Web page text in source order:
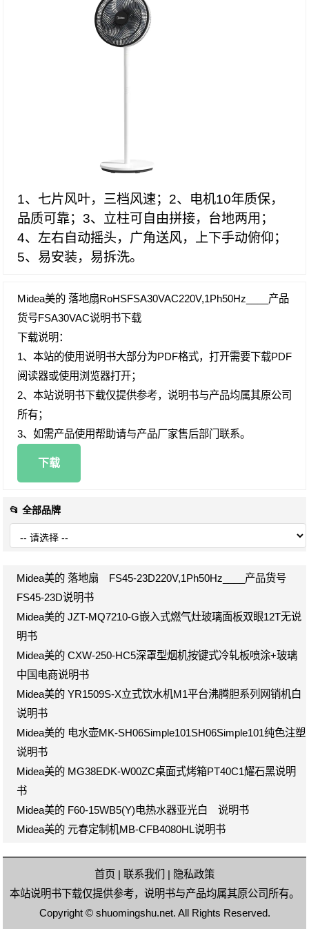
1、七片风叶，三档风速；2、电机10年质保，
品质可靠；3、立柱可自由拼接，台地两用；
4、左右自动摇头，广角送风，上下手动俯仰；
5、易安装，易拆洗。
Midea美的 落地扇RoHSFSA30VAC220V,1Ph50Hz____产品
货号FSA30VAC说明书下载
下载说明：
1、本站的使用说明书大部分为PDF格式，打开需要下载PDF
阅读器或使用浏览器打开；
2、本站说明书下载仅提供参考，说明书与产品均属其原公司
所有；
3、如需产品使用帮助请与产品厂家售后部门联系。
下载
📂 全部品牌
Midea美的 落地扇 FS45-23D220V,1Ph50Hz____产品货号
FS45-23D说明书
Midea美的 JZT-MQ7210-G嵌入式燃气灶玻璃面板双眼12T无说
明书
Midea美的 CXW-250-HC5深罩型烟机按键式冷轧板喷涂+玻璃
中国电商说明书
Midea美的 YR1509S-X立式饮水机M1平台沸腾胆系列网销机白
说明书
Midea美的 电水壶MK-SH06Simple101SH06Simple101纯色注塑
说明书
Midea美的 MG38EDK-W00ZC桌面式烤箱PT40C1耀石黑说明
书
Midea美的 F60-15WB5(Y)电热水器亚光白 说明书
Midea美的 元春定制机MB-CFB4080HL说明书
首页 | 联系我们 | 隐私政策
本站说明书下载仅提供参考，说明书与产品均属其原公司所有。
Copyright © shuomingshu.net. All Rights Reserved.